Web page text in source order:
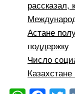
Астане
поддержку
Число